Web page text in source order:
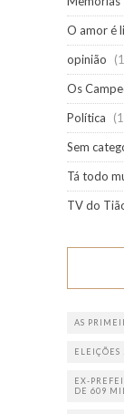
O amor é
opinião
Os
Política
Sem
Tá todo
TV do
AS
ELEIÇÕES
EX-
DE 609